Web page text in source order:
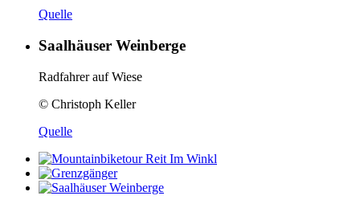
Quelle
Saalhäuser Weinberge
Radfahrer auf Wiese
© Christoph Keller
Quelle